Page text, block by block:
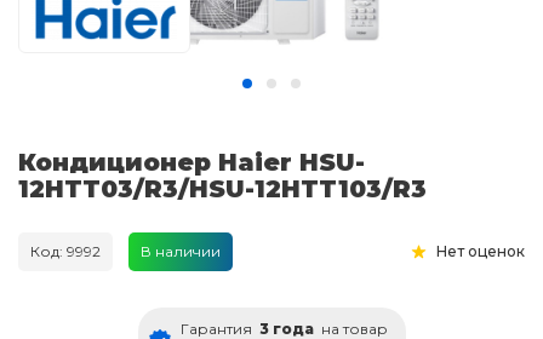
Кондиционер Haier HSU-
12HTT03/R3/HSU-12HTT103/R3
Код: 9992 В наличии Нет оценок
Гарантия 3 года на товар